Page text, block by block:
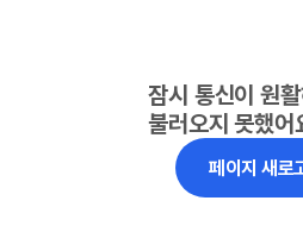
잠시 통신이 원
불러오지 못했어
페이지 새로